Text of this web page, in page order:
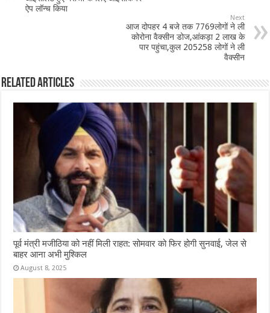
o p
ऐप लॉन्च किया
Next
आज दोपहर 4 बजे तक 7769लोगों ने ली
कोरोना वैक्सीन डोज,आंकड़ा 2 लाख के
पार पहुंचा,कुल 205258 लोगों ने ली
वैक्सीन
Related Articles
पूर्व मंत्री मजीठिया को नहीं मिली राहत: सोमवार को फिर होगी सुनवाई, जेल से
बाहर आना अभी मुश्किल
August 8, 2025